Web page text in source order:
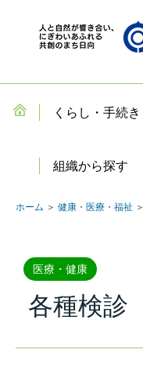
くらし・手続き
組織から探す
ホーム ＞ 健康・医療・福祉 ＞
医療・健康
各種検診